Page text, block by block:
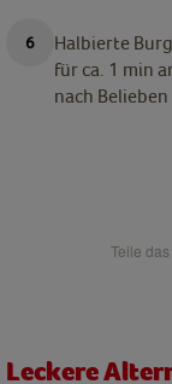
Halbierte
für ca. 1 min
nach Belieben
Teile
Leckere